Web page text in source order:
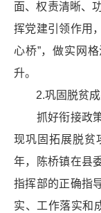
面、权责清晰、
挥党建引领作用
心桥”，做实网
升。
2.巩固脱贫成
抓好衔接政策
现巩固拓展脱贫
年，陈桥镇在县
指挥部的正确指
实、工作落实和